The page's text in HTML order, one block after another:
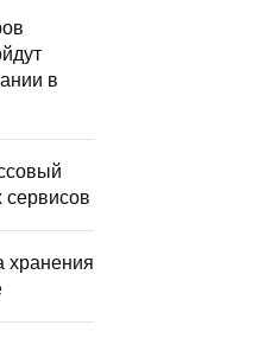
в
сервисов
хранения